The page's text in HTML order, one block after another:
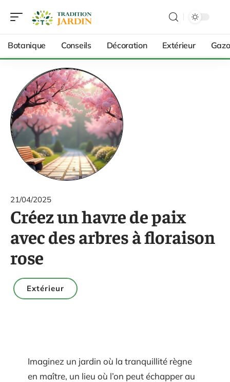
Botanique Conseils Décoration Extérieur
21/04/2025
Créez un havre de paix
avec des arbres à floraison
rose
Extérieur
Imaginez un jardin où la tranquillité règne
en maître, un lieu où l’on peut échapper au